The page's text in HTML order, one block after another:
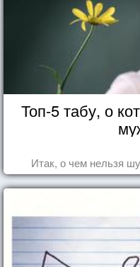
Топ-5 табу, о
Итак, о чем нельзя